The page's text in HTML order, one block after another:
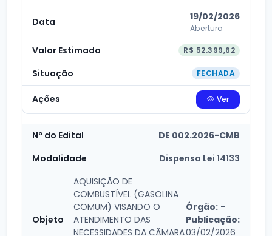
19/02/2026
Abertura
R$ 52.399,62
FECHADA
Ver
DE 002.2026-CMB
Dispensa Lei 14133
AQUISIÇÃO DE
COMBUSTÍVEL (GASOLINA
COMUM) VISANDO O
ATENDIMENTO DAS
NECESSIDADES DA CÂMARA
Órgão: -
Publicação:
03/02/2026